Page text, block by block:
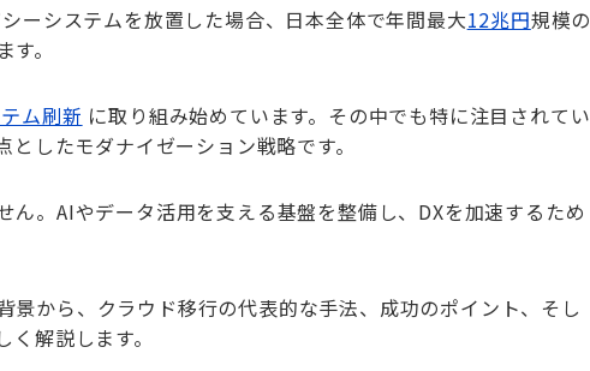
ーシステムを放置した場合、日本全体で年間最大12兆円規模の
。
ム刷新 に取り組み始めています。その中でも特に注目されてい
したモダナイゼーション戦略です。
。AIやデータ活用を支える基盤を整備し、DXを加速するため
から、クラウド移行の代表的な手法、成功のポイント、そし
解説します。